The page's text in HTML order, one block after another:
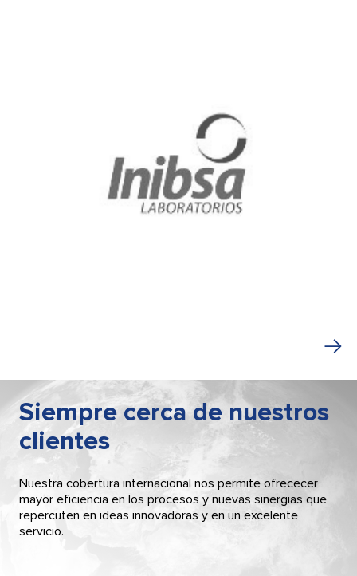
Siempre cerca de nuestros
clientes
Nuestra cobertura internacional nos permite ofrececer
mayor eficiencia en los procesos y nuevas sinergias que
repercuten en ideas innovadoras y en un excelente
servicio.